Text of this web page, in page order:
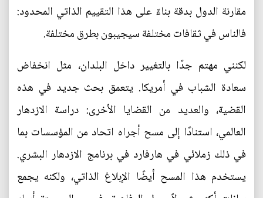
مقارنة الدول بدقة بناءً على هذا التقييم الذاتي المحدود:
فالناس في ثقافات مختلفة سيجيبون بطرق مختلفة.
لكنني مهتم جدًا بالتغيير داخل البلدان، مثل انخفاض
سعادة الشباب في أمريكا. يتعمق بحث جديد في هذه
القضية، والعديد من القضايا الأخرى: دراسة الازدهار
العالمي، استنادًا إلى مسح أجراه اتحاد من المؤسسات بما
في ذلك زملائي في هارفارد في برنامج الازدهار البشري.
يستخدم هذا المسح أيضًا الإبلاغ الذاتي، ولكنه يجمع